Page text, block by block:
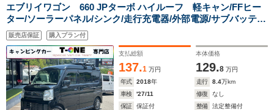
エブリイワゴン 660 JPターボ ハイルーフ 軽キャン/FFヒー
ター/ソーラーパネル/シンク/走行充電器/外部電源/サブバッテリ
ー/リアTV/BDレコーダー/ポータブル電源/網戸/パワーウィンド
ウスイッチ/メモリーナビ/ETC/スズキ先進装備/社外アルミホイ
ール
販売店保証 購入プラン付
支払総額
137.1 万円
本体価格
129.8 万円
年式
2018年 走行 8.4万km
車検
'27/11 修復
なし
保証
保証付 整備
法定整備付